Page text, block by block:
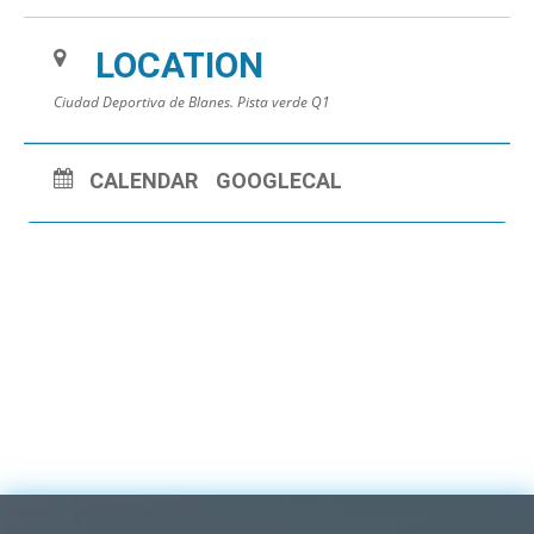
COLABORA:Ayuntamiento de Blanes. Departamento de Deportes
LOCATION
Ciudad Deportiva de Blanes. Pista verde Q1
CALENDAR GOOGLECAL